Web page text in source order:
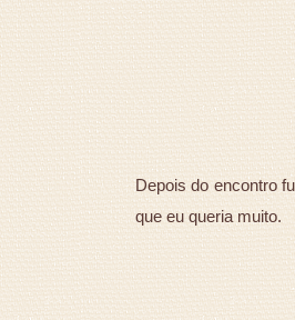
Depois do encontro
que eu queria muito.